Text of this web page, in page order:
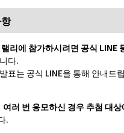
리에 참가하시려면 공식 LINE
다.
표는 공식 LINE을 통해 안내드
여러 번 응모하신 경우 추첨 대상
.